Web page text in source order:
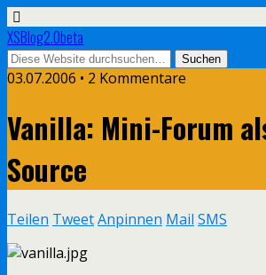
XSBlog2.0beta
03.07.2006 • 2 Kommentare
Vanilla: Mini-Forum
Source
Teilen TweetAnpinnen Mail SMS